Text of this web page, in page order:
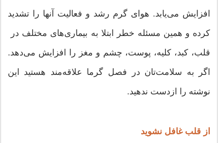
افزایش می‌یابد. هوای گرم رشد و فعالیت آنها را تشدید
کرده و همین مسئله خطر ابتلا به بیماری‌‌های مختلف در
قلب، کبد، کلیه، پوست، چشم و مغز را افزایش می‌دهد.
اگر به سلامت‌تان در فصل گرما علاقه‌مند هستید این
نوشته را ازدست ندهید.
از قلب غافل نشوید